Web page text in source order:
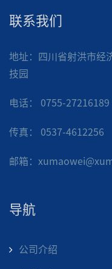
联系我们
地址：四川省射洪市经
技园
电话： 0755-27216189
传真： 0537-4612256
邮箱：
导航
公司介绍